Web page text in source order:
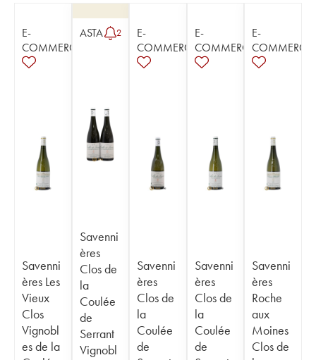
E-
COMMERCE
Savenni
ères Les
Vieux
Clos
Vignobl
es de la
ASTA 2
Savenni
ères
Clos de
la
Coulée
de
Serrant
Vignobl
E-
COMMERCE
Savenni
ères
Clos de
la
Coulée
de
E-
COMMERCE
Savenni
ères
Clos de
la
Coulée
de
E-
COMMERCE
Savenni
ères
Roche
aux
Moines
Clos de